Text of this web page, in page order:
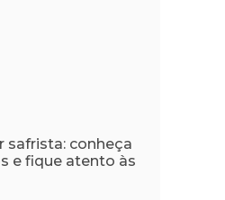
safrista: conheça
e fique atento às